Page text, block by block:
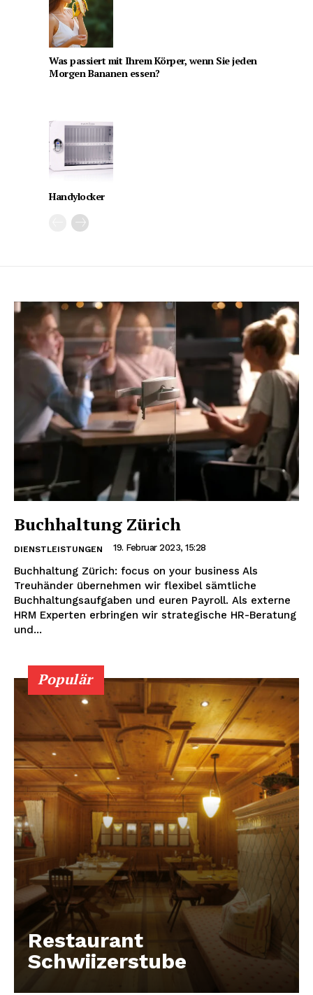
Was passiert mit Ihrem Körper, wenn Sie jeden
Morgen Bananen essen?
Handylocker
Buchhaltung Zürich
DIENSTLEISTUNGEN 19. Februar 2023, 15:28
Buchhaltung Zürich: focus on your business Als
Treuhänder übernehmen wir flexibel sämtliche
Buchhaltungsaufgaben und euren Payroll. Als externe
HRM Experten erbringen wir strategische HR-Beratung
und...
Populär
Restaurant
Schwiizerstube